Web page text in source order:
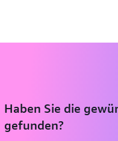
Haben Sie die
gefunden?